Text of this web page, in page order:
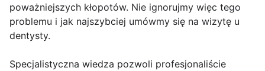
poważniejszych kłopotów. Nie ignorujmy więc tego
problemu i jak najszybciej umówmy się na wizytę u
dentysty.
Specjalistyczna wiedza pozwoli profesjonaliście